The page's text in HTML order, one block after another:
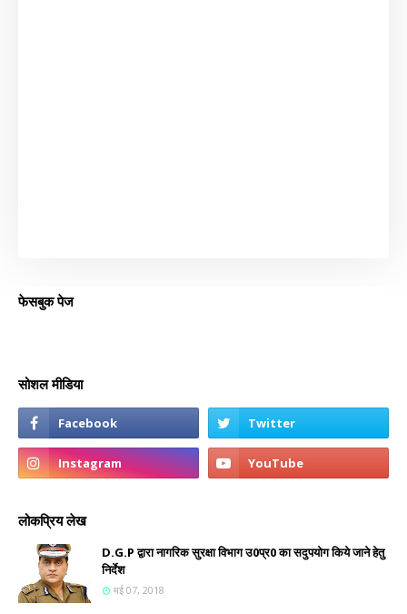
फेसबुक पेज
सोशल मीडिया
लोकप्रिय लेख
D.G.P द्वारा नागरिक सुरक्षा विभाग उ0प्र0 का सदुपयोग किये जाने हेतु
निर्देश
मई 07, 2018